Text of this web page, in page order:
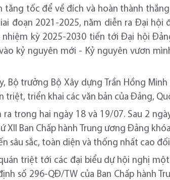
tăng tốc để về đích và hoàn thành
đoạn 2021-2025, năm diễn ra Đại hội
kỳ 2025-2030 tiến tới Đại hội
kỷ nguyên mới - Kỷ nguyên vươn
Bộ trưởng Bộ Xây dựng Trần Hồng
triệt, triển khai các văn bản của Đảng,
ra trong hai ngày 18 và 19/07. Sau 2
XII Ban Chấp hành Trung ương Đảng
sâu sắc, toàn diện và thống nhất cao
triệt tới các đại biểu dự hội nghị
số 296-QĐ/TW của Ban Chấp hành